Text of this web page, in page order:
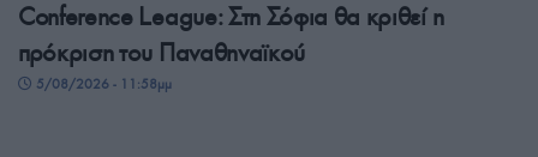
Conference League: Στη Σόφια θα κριθεί η
πρόκριση του Παναθηναϊκού
5/08/2026 - 11:58μμ